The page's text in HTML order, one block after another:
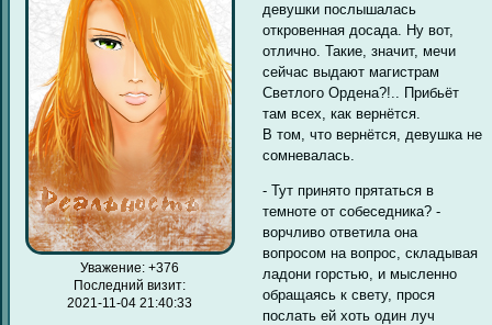
Уважение: +376
Последний визит:
2021-11-04 21:40:33
девушки послышалась
откровенная досада. Ну вот,
отлично. Такие, значит, мечи
сейчас выдают магистрам
Светлого Ордена?!.. Прибьёт
там всех, как вернётся.
В том, что вернётся, девушка не
сомневалась.
- Тут принято прятаться в
темноте от собеседника? -
ворчливо ответила она
вопросом на вопрос, складывая
ладони горстью, и мысленно
обращаясь к свету, прося
послать ей хоть один луч